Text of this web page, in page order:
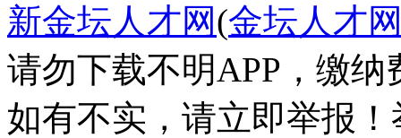
新金坛人才网(金坛人才
请勿下载不明APP，缴
如有不实，请立即举报